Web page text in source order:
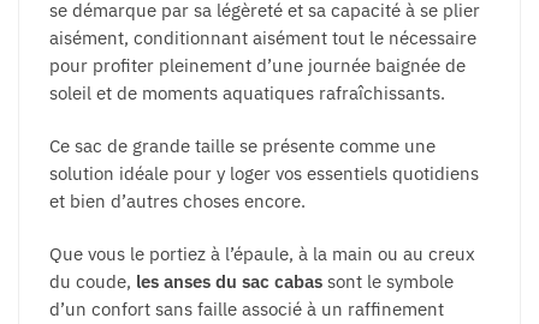
se démarque par sa légèreté et sa capacité à se plier
aisément, conditionnant aisément tout le nécessaire
pour profiter pleinement d’une journée baignée de
soleil et de moments aquatiques rafraîchissants.
Ce sac de grande taille se présente comme une
solution idéale pour y loger vos essentiels quotidiens
et bien d’autres choses encore.
Que vous le portiez à l’épaule, à la main ou au creux
du coude, les anses du sac cabas sont le symbole
d’un confort sans faille associé à un raffinement